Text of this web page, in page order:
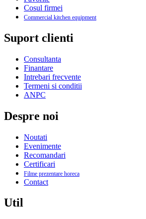
Cosul firmei
Commercial kitchen equipment
Suport clienti
Consultanta
Finantare
Intrebari frecvente
Termeni si conditii
ANPC
Despre noi
Noutati
Evenimente
Recomandari
Certificari
Filme prezentare horeca
Contact
Util